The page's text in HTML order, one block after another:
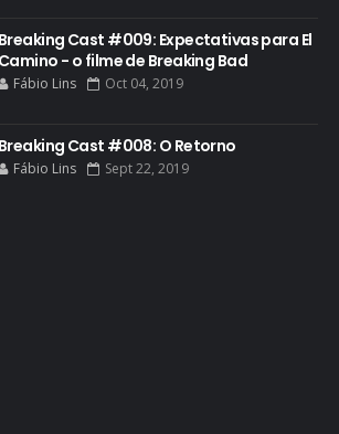
Breaking Cast #009: Expectativas para El
Camino - o filme de Breaking Bad
Fábio Lins Oct 04, 2019
Breaking Cast #008: O Retorno
Fábio Lins Sept 22, 2019